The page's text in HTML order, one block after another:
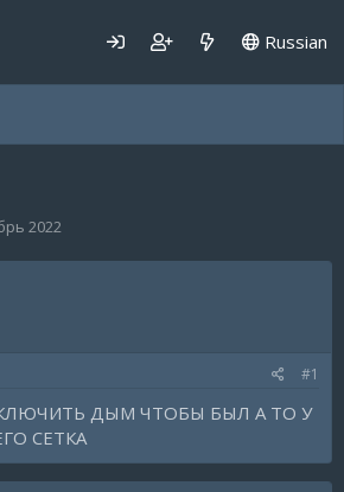
Russian
2022
#1
ДЫМ ЧТОБЫ БЫЛ А ТО У
СЕТКА